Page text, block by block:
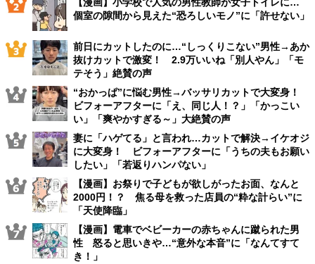
個室の隙間から見えた“恐ろしいモノ”に「許せない」
前日にカットしたのに…“しっくりこない”男性→あか
抜けカットで激変！ 2.9万いいね「別人やん」「モ
テそう」絶賛の声
“おかっぱ”に悩む男性→バッサリカットで大変身！
ビフォーアフターに「え、同じ人！？」「かっこい
い」「爽やかすぎる～」大絶賛の声
妻に「ハゲてる」と言われ…カットで解決→イケオジ
に大変身！ ビフォーアフターに「うちの夫もお願い
したい」「若返りハンパない」
【漫画】お祭りで子どもが欲しがったお面、なんと
2000円！？ 焦る母を救った店員の“粋な計らい”に
「天使降臨」
【漫画】電車でベビーカーの赤ちゃんに蹴られた男
性 怒ると思いきや…“意外な本音”に「なんてすて
き！」